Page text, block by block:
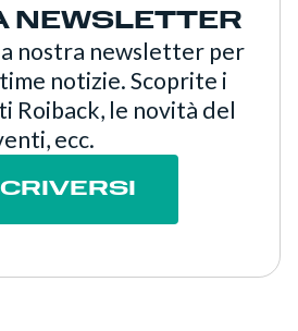
NEWSLETTER
nostra newsletter per
notizie. Scoprite i
Roiback, le novità del
ecc.